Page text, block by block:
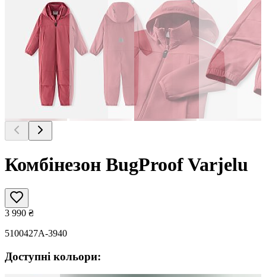
Комбінезон BugProof Varjelu
3 990 ₴
5100427A-3940
Доступні кольори: